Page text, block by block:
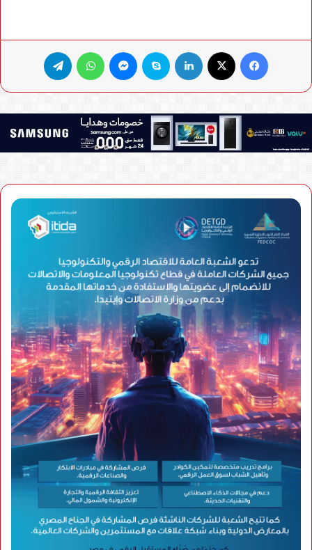
فيسبوك لينكدإن سكايب ماسنجر واتساب